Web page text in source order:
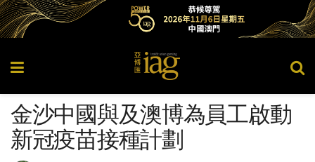
金沙中國與及澳博為員工啟動
新冠疫苗接種計劃